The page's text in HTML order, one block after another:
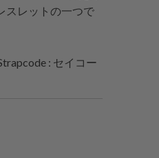
スレットの一つで
: セイコー